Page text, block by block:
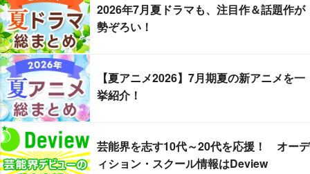
2026年7月夏ドラマも、注目作＆話題作が
勢ぞろい！
【夏アニメ2026】7月期夏の新アニメを一
挙紹介！
芸能界を志す10代～20代を応援！ オーデ
ィション・スクール情報はDeview